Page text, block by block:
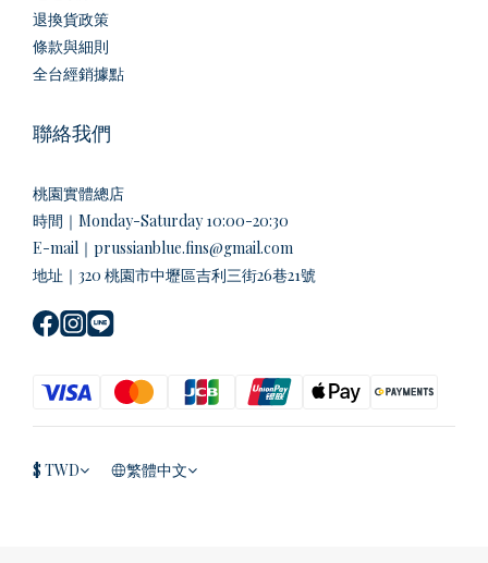
退換貨政策
條款與細則
全台經銷據點
聯絡我們
桃園實體總店
時間｜Monday-Saturday 10:00-20:30
E-mail｜prussianblue.fins@gmail.com
地址｜320 桃園市中壢區吉利三街26巷21號
$ TWD 繁體中文